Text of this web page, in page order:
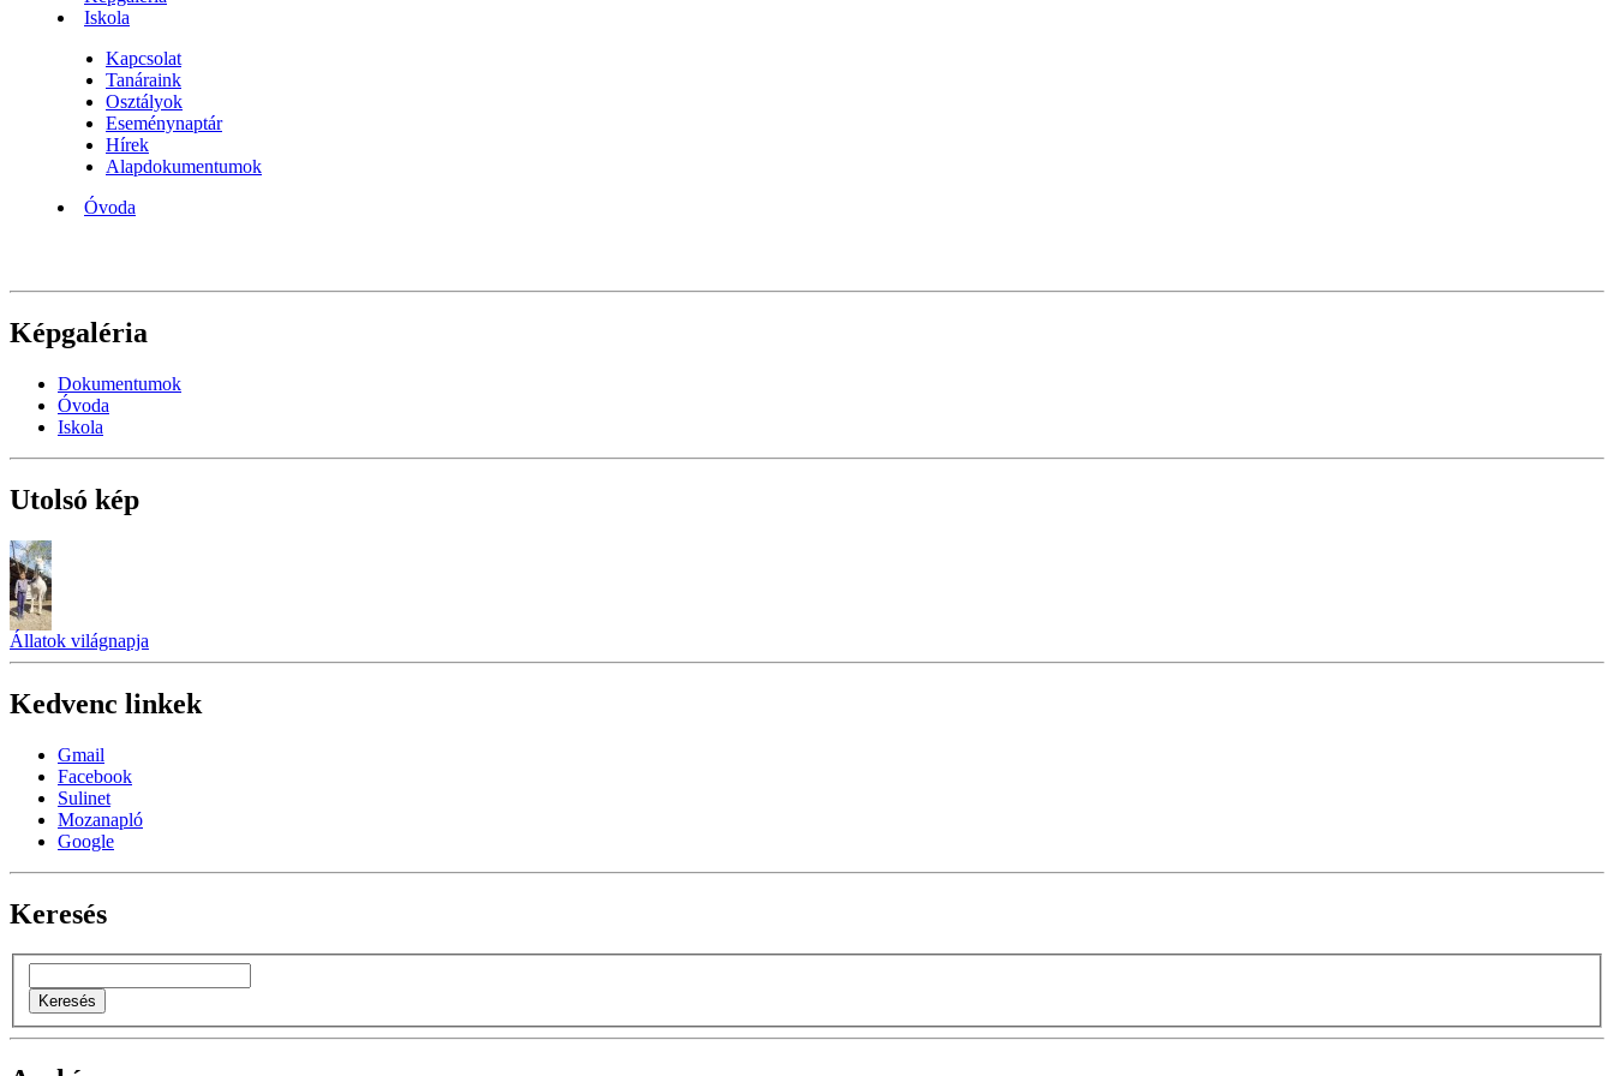
Iskola
Kapcsolat
Tanáraink
Osztályok
Eseménynaptár
Hírek
Alapdokumentumok
Óvoda
Képgaléria
Dokumentumok
Óvoda
Iskola
Utolsó kép
Állatok világnapja
Kedvenc linkek
Gmail
Facebook
Sulinet
Mozanapló
Google
Keresés